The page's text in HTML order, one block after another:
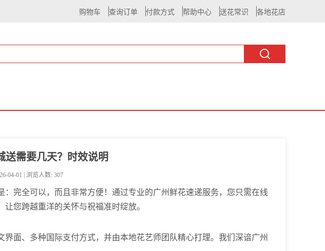
购物车 查询订单 付款方式 帮助中心 送花常识 各地花店
送需要几天？时效说明
04-01 | 浏览人数: 307
完全可以，而且非常方便！通过专业的广州鲜花速递服务，您只需在线
您跨越重洋的关怀与祝福准时绽放。
面、多种国际支付方式，并由本地花艺师团队精心打理。我们深谙广州